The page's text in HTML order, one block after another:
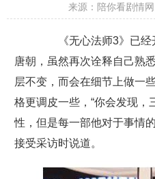
来源：陪你看剧情网
《无心法师3》已经
唐朝，虽然再次诠释自己熟
层不变，而会在细节上做一
格更调皮一些，“你会发现，
性，但是每一部他对于事情
接受采访时说道。